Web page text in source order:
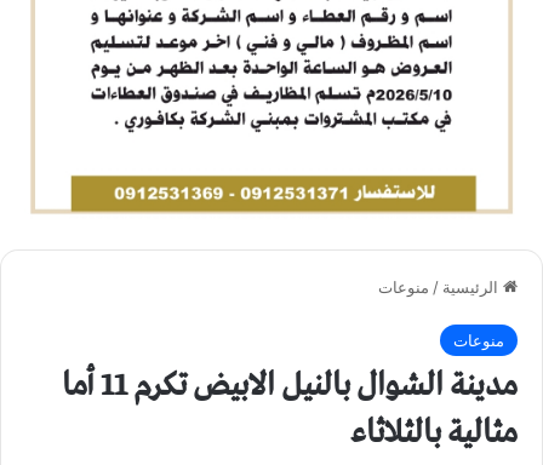
الرئيسية / منوعات
منوعات
مدينة الشوال بالنيل الابيض تكرم 11 أما
مثالية بالثلاثاء